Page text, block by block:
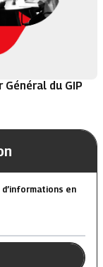
du GIP
en